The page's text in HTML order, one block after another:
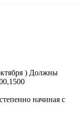
) Должны
начиная с